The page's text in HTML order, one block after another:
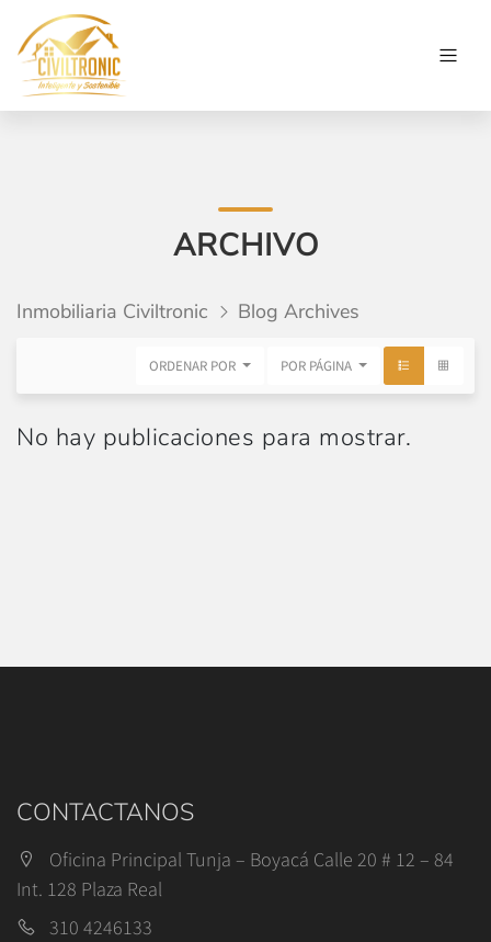
ARCHIVO
Inmobiliaria Civiltronic Blog Archives
ORDENAR POR POR PÁGINA
No hay publicaciones para mostrar.
CONTACTANOS
Oficina Principal Tunja – Boyacá Calle 20 # 12 – 84
Int. 128 Plaza Real
310 4246133